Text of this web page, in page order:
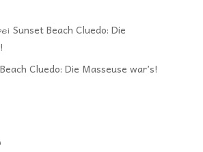
Sunset Beach Cluedo: Die
Cluedo: Die Masseuse war’s!